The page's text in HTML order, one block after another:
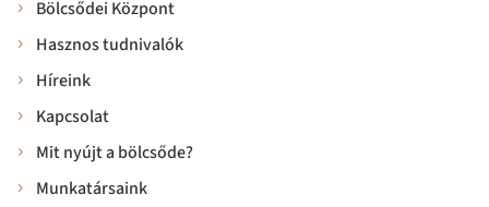
Bölcsődei Központ
Hasznos tudnivalók
Híreink
Kapcsolat
Mit nyújt a bölcsőde?
Munkatársaink